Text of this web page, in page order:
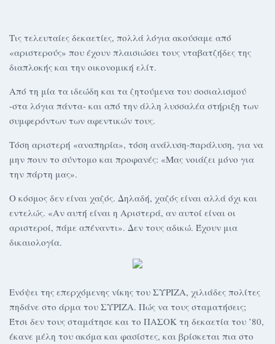
Τις τελευταίες δεκαετίες, πολλά λόγια ακούσαμε από
«αριστερούς» που έχουν πλαισιώσει τους νταβατζήδες της
διαπλοκής και την οικονομική ελίτ.
Από τη μία τα ιδεώδη και τα ζητούμενα του σοσιαλισμού
-στα λόγια πάντα- και από την άλλη λυσσαλέα στήριξη των
συμφερόντων των αφεντικών τους.
Τόση αριστερή «αναπηρία», τόση ανάλυση-παράλυση, για να
μην πουν το σύντομο και προφανές: «Μας νοιάζει μόνο για
την πάρτη μας».
Ο κόσμος δεν είναι χαζός. Δηλαδή, χαζός είναι αλλά όχι και
εντελώς. «Αν αυτή είναι η Αριστερά, αν αυτοί είναι οι
αριστεροί, πάμε απέναντι». Δεν τους αδικώ. Έχουν μια
δικαιολογία.
Ενόψει της επερχόμενης νίκης του ΣΥΡΙΖΑ, χιλιάδες πολίτες
πηδάνε στο άρμα του ΣΥΡΙΖΑ. Πώς να τους σταματήσεις;
Έτσι δεν τους σταμάτησε και το ΠΑΣΟΚ τη δεκαετία του ’80,
έκανε μέλη του ακόμα και φασίστες, και βρίσκεται πια στο